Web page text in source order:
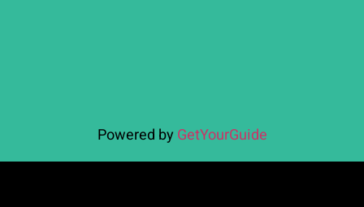
Powered by GetYourGuide